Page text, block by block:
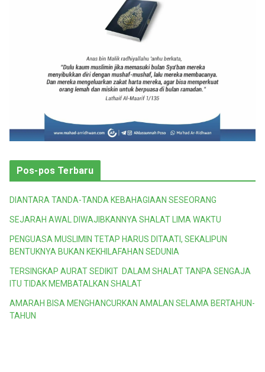
Pos-pos Terbaru
DIANTARA TANDA-TANDA KEBAHAGIAAN SESEORANG
SEJARAH AWAL DIWAJIBKANNYA SHALAT LIMA WAKTU
PENGUASA MUSLIMIN TETAP HARUS DITAATI, SEKALIPUN
BENTUKNYA BUKAN KEKHILAFAHAN SEDUNIA
TERSINGKAP AURAT SEDIKIT DALAM SHALAT TANPA SENGAJA
ITU TIDAK MEMBATALKAN SHALAT
AMARAH BISA MENGHANCURKAN AMALAN SELAMA BERTAHUN-
TAHUN